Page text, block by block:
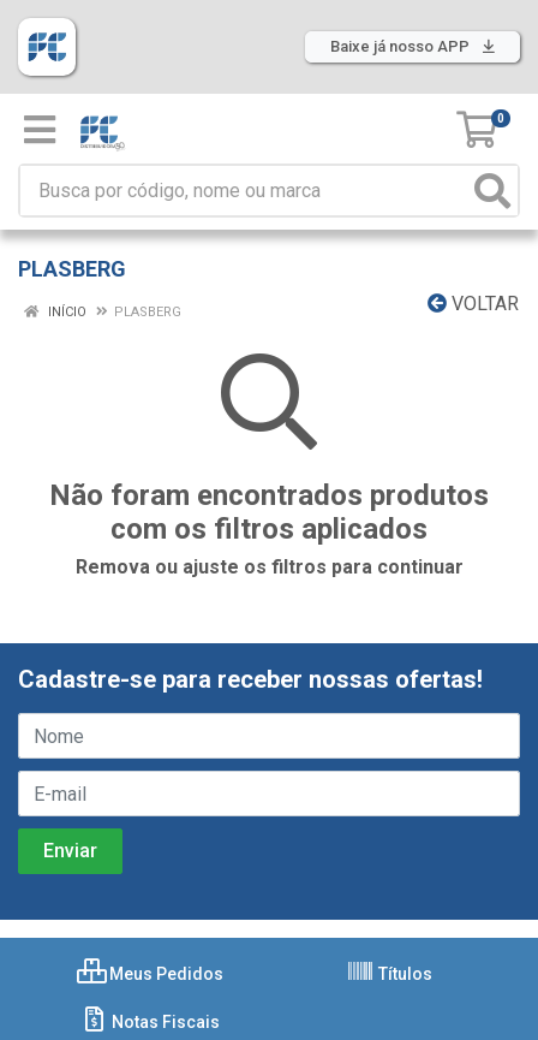
Baixe já nosso APP
0
PLASBERG
VOLTAR
INÍCIO PLASBERG
Não foram encontrados produtos
com os filtros aplicados
Remova ou ajuste os filtros para continuar
Cadastre-se para receber nossas ofertas!
Meus Pedidos Títulos
Notas Fiscais